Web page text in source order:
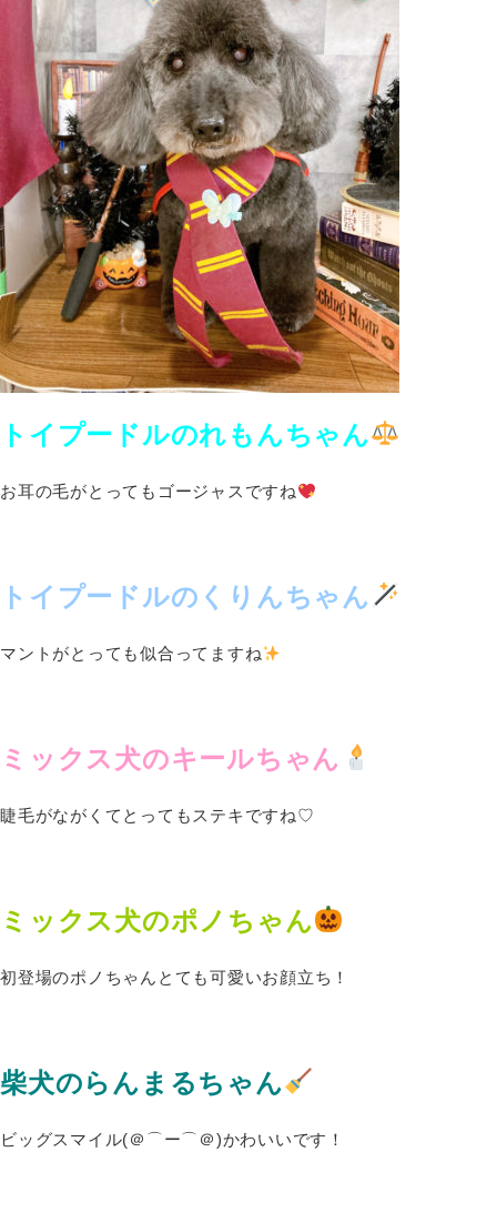
トイプードルのれもんちゃん
お耳の毛がとってもゴージャスですね
トイプードルのくりんちゃん
マントがとっても似合ってますね
ミックス犬のキールちゃん
睫毛がながくてとってもステキですね♡
ミックス犬のポノちゃん
初登場のポノちゃんとても可愛いお顔立ち！
柴犬のらんまるちゃん
ビッグスマイル(＠⌒ー⌒＠)かわいいです！